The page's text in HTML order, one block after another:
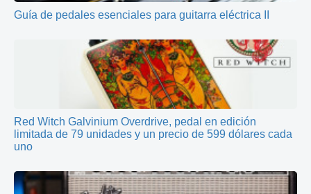
Guía de pedales esenciales para guitarra eléctrica II
Red Witch Galvinium Overdrive, pedal en edición
limitada de 79 unidades y un precio de 599 dólares cada
uno